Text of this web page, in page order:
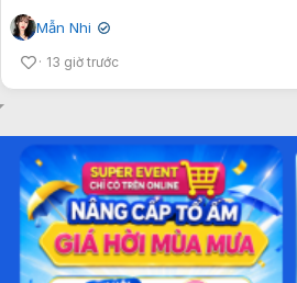
Mẫn Nhi ✔
13 giờ trước